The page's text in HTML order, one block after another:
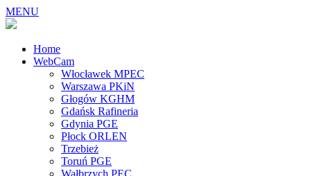
MENU
Home
WebCam
Włocławek MPEC
Warszawa PKiN
Głogów KGHM
Gdańsk Rafineria
Gdynia PGE
Płock ORLEN
Trzebież
Toruń PGE
Wałbrzych PEC